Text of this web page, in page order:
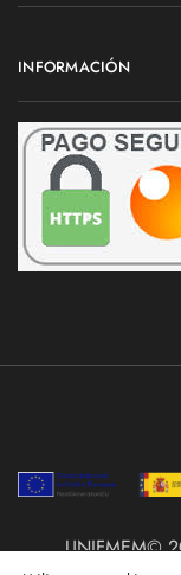
INFORMACIÓN
UNIFMEM©